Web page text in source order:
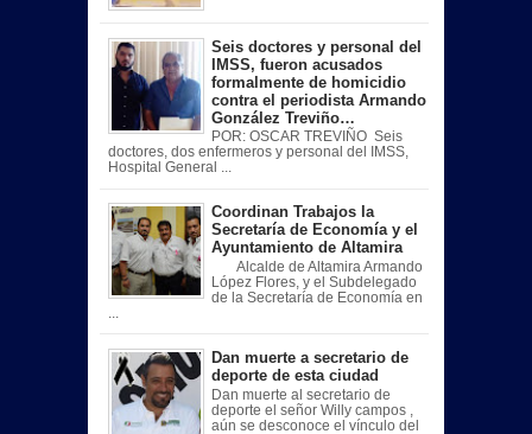
Seis doctores y personal del
IMSS, fueron acusados
formalmente de homicidio
contra el periodista Armando
González Treviño…
POR: OSCAR TREVIÑO Seis
doctores, dos enfermeros y personal del IMSS,
Hospital General ...
Coordinan Trabajos la
Secretaría de Economía y el
Ayuntamiento de Altamira
Alcalde de Altamira Armando
López Flores, y el Subdelegado
de la Secretaría de Economía en
Dan muerte a secretario de
deporte de esta ciudad
Dan muerte al secretario de
deporte el señor Willy campos ,
aún se desconoce el vínculo del